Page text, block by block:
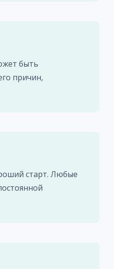
быть
причин,
старт. Любые